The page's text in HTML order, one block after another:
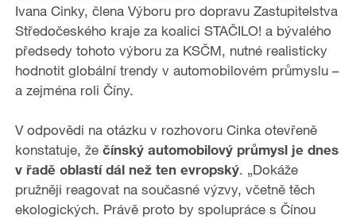
y
V
i
d
e
o
Ivana Cinky, člena Výboru pro dopravu Zastupitelstva
Středočeského kraje za koalici STAČILO! a bývalého
předsedy tohoto výboru za KSČM, nutné realisticky
hodnotit globální trendy v automobilovém průmyslu –
a zejména roli Číny.
V odpovědi na otázku v rozhovoru Cinka otevřeně
konstatuje, že čínský automobilový průmysl je dnes
v řadě oblastí dál než ten evropský. „Dokáže
pružněji reagovat na současné výzvy, včetně těch
ekologických. Právě proto by spolupráce s Čínou